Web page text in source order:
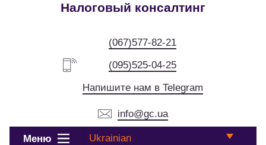
Налоговый консалтинг
(067)577-82-21
(095)525-04-25
Напишите нам в Telegram
info@gc.ua
Меню Ukrainian